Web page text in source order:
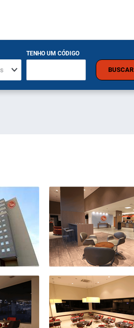
TENHO UM CÓDIGO
BUSCAR